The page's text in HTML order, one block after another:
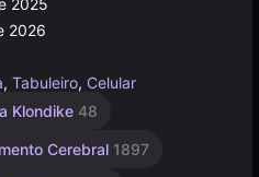
2025
2026
, Tabuleiro, Celular
Klondike 48
Cerebral 1897